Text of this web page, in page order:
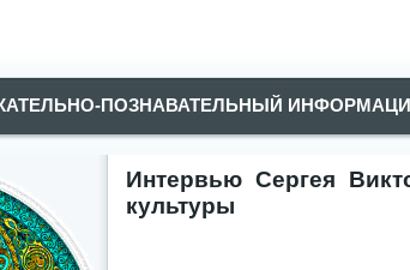
ПОЗНАВАТЕЛЬНЫЙ
Интервью Сергея
культуры